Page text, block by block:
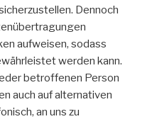
Dennoch
aufweisen, sodass
werden kann.
betroffenen Person
auch auf alternativen
an uns zu